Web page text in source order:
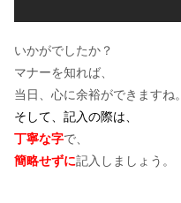
いかがでしたか？
マナーを知れば、
当日、心に余裕ができますね。
そして、記入の際は、
丁寧な字で、
簡略せずに記入しましょう。